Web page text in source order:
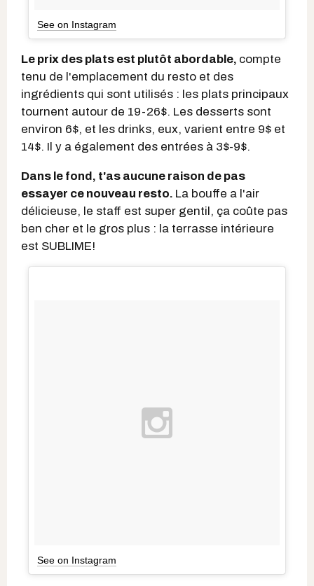
See on Instagram
Le prix des plats est plutôt abordable, compte
tenu de l'emplacement du resto et des
ingrédients qui sont utilisés : les plats principaux
tournent autour de 19-26$. Les desserts sont
environ 6$, et les drinks, eux, varient entre 9$ et
14$. Il y a également des entrées à 3$-9$.
Dans le fond, t'as aucune raison de pas
essayer ce nouveau resto. La bouffe a l'air
délicieuse, le staff est super gentil, ça coûte pas
ben cher et le gros plus : la terrasse intérieure
est SUBLIME!
See on Instagram